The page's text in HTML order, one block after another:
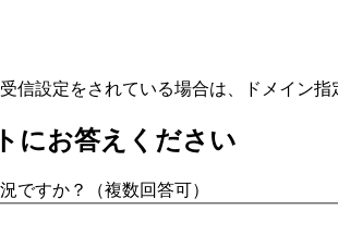
信設定をされている場合は、ドメイン指
にお答えください
ですか？（複数回答可）